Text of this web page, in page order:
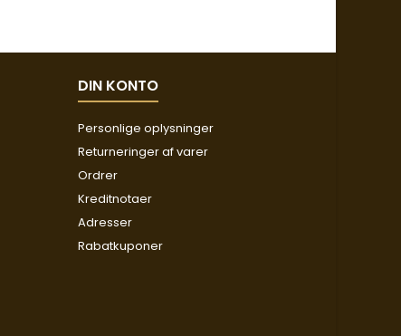
DIN KONTO
Personlige oplysninger
Returneringer af varer
Ordrer
Kreditnotaer
Adresser
Rabatkuponer